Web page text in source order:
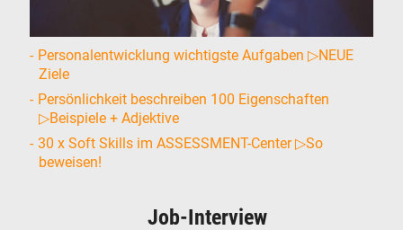
Personalentwicklung wichtigste Aufgaben ▷NEUE
Ziele
Persönlichkeit beschreiben 100 Eigenschaften
▷Beispiele + Adjektive
30 x Soft Skills im ASSESSMENT-Center ▷So
beweisen!
Job-Interview